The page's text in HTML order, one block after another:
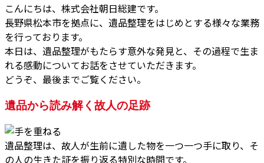
こんにちは、株式会社朝日総建です。
長野県松本市を拠点に、遺品整理をはじめとする様々な業務
を行っております。
本日は、遺品整理がもたらす意外な発見と、その過程で生ま
れる感動についてお話をさせていただきます。
どうぞ、最後までご覧ください。
遺品から読み解く故人の足跡
遺品整理は、故人が生前に遺した物を一つ一つ手に取り、そ
の人の生きた証を振り返る特別な時間です。